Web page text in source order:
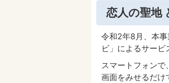
恋人の聖地
令和2年8月、本
ビ」によるサービ
スマートフォンで
画面をみせるだけ